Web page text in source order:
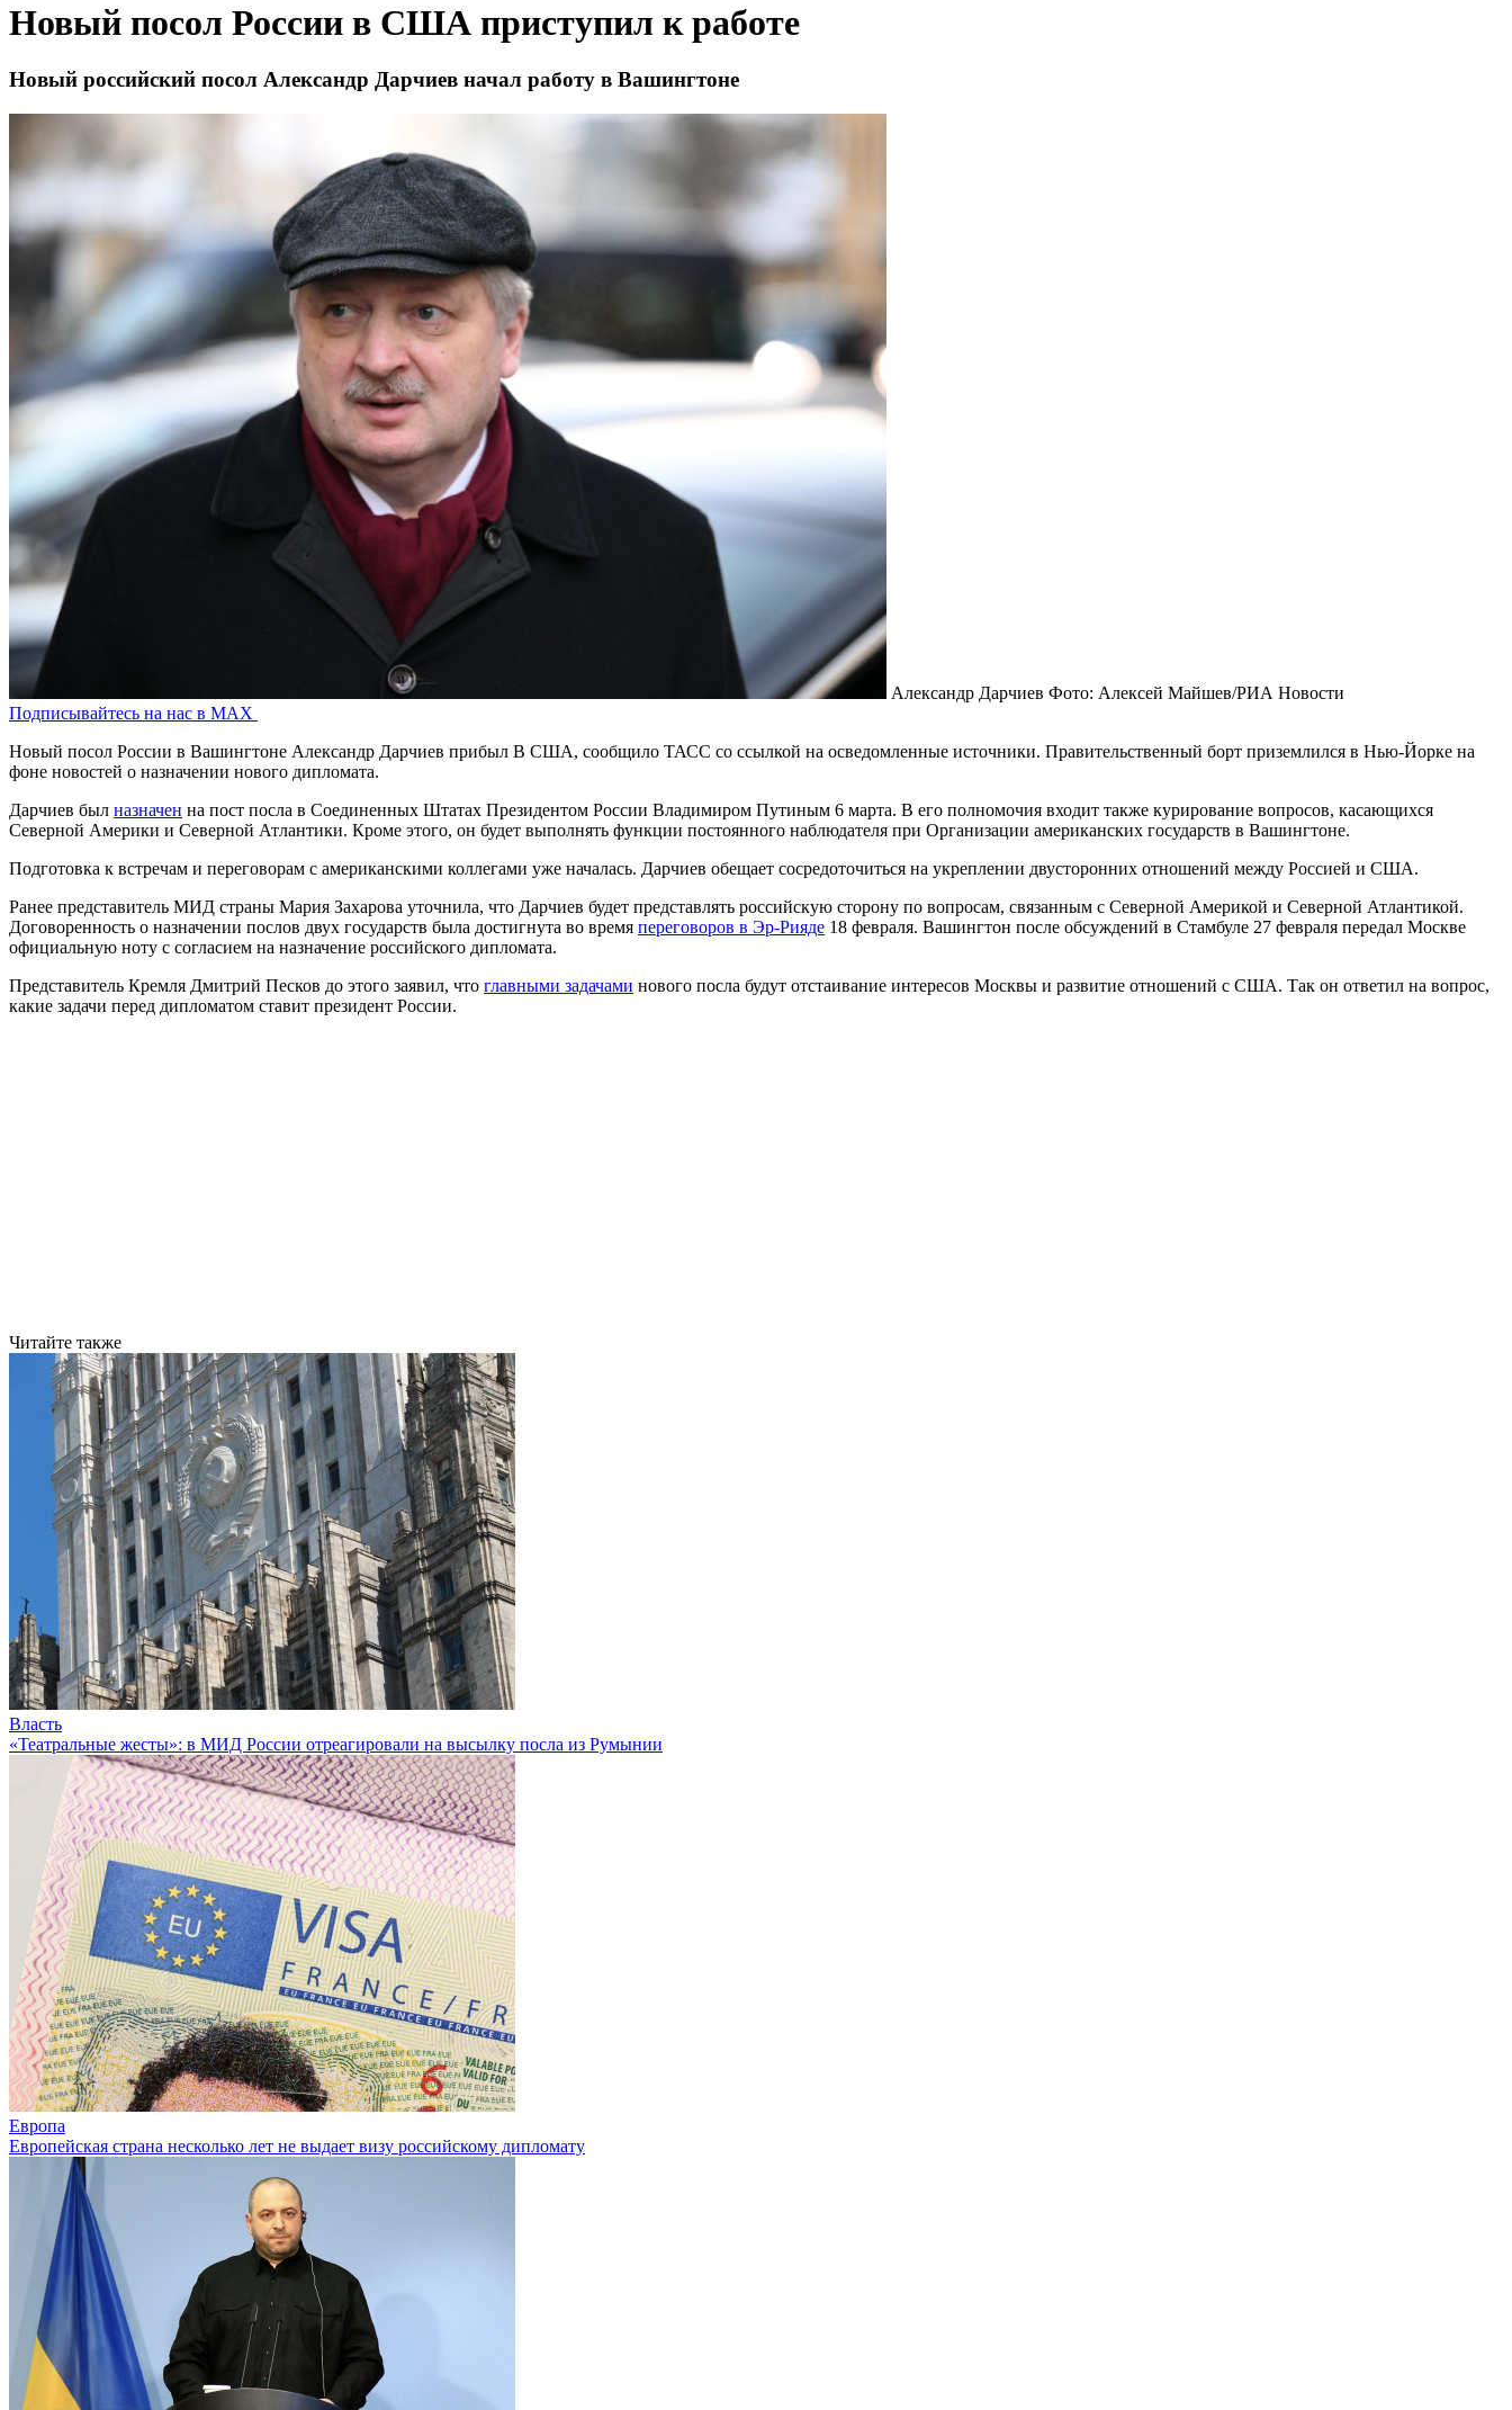
Новый посол России в США приступил к работе
Новый российский посол Александр Дарчиев начал работу в Вашингтоне
Александр Дарчиев Фото: Алексей Майшев/РИА Новости
Подписывайтесь на нас в MAX
Новый посол России в Вашингтоне Александр Дарчиев прибыл В США, сообщило ТАСС со ссылкой на осведомленные источники. Правительственный борт приземлился в Нью-Йорке на
фоне новостей о назначении нового дипломата.
Дарчиев был назначен на пост посла в Соединенных Штатах Президентом России Владимиром Путиным 6 марта. В его полномочия входит также курирование вопросов, касающихся
Северной Америки и Северной Атлантики. Кроме этого, он будет выполнять функции постоянного наблюдателя при Организации американских государств в Вашингтоне.
Подготовка к встречам и переговорам с американскими коллегами уже началась. Дарчиев обещает сосредоточиться на укреплении двусторонних отношений между Россией и США.
Ранее представитель МИД страны Мария Захарова уточнила, что Дарчиев будет представлять российскую сторону по вопросам, связанным с Северной Америкой и Северной Атлантикой.
Договоренность о назначении послов двух государств была достигнута во время переговоров в Эр-Рияде 18 февраля. Вашингтон после обсуждений в Стамбуле 27 февраля передал Москве
официальную ноту с согласием на назначение российского дипломата.
Представитель Кремля Дмитрий Песков до этого заявил, что главными задачами нового посла будут отстаивание интересов Москвы и развитие отношений с США. Так он ответил на вопрос,
какие задачи перед дипломатом ставит президент России.
Читайте также
Власть
«Театральные жесты»: в МИД России отреагировали на высылку посла из Румынии
Европа
Европейская страна несколько лет не выдает визу российскому дипломату